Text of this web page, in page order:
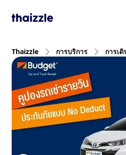
Thaizzle การบริการ การเ